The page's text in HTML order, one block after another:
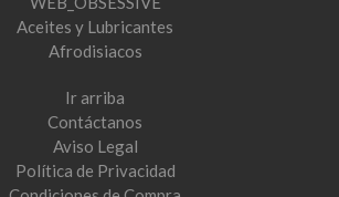
Aceites y Lubricantes
Afrodisiacos
Ir arriba
Contáctanos
Aviso Legal
Política de Privacidad